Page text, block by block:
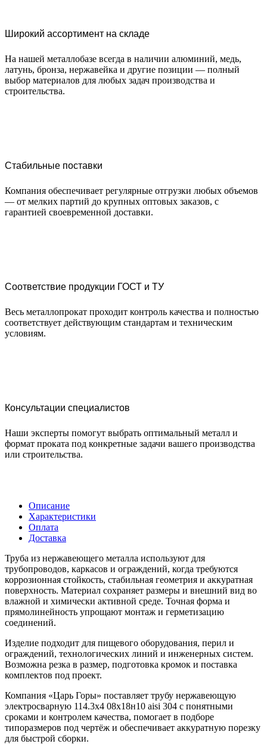
Широкий ассортимент на складе
На нашей металлобазе всегда в наличии алюминий, медь,
латунь, бронза, нержавейка и другие позиции — полный
выбор материалов для любых задач производства и
строительства.
Стабильные поставки
Компания обеспечивает регулярные отгрузки любых объемов
— от мелких партий до крупных оптовых заказов, с
гарантией своевременной доставки.
Соответствие продукции ГОСТ и ТУ
Весь металлопрокат проходит контроль качества и полностью
соответствует действующим стандартам и техническим
условиям.
Консультации специалистов
Наши эксперты помогут выбрать оптимальный металл и
формат проката под конкретные задачи вашего производства
или строительства.
Описание
Характеристики
Оплата
Доставка
Труба из нержавеющего металла используют для
трубопроводов, каркасов и ограждений, когда требуются
коррозионная стойкость, стабильная геометрия и аккуратная
поверхность. Материал сохраняет размеры и внешний вид во
влажной и химически активной среде. Точная форма и
прямолинейность упрощают монтаж и герметизацию
соединений.
Изделие подходит для пищевого оборудования, перил и
ограждений, технологических линий и инженерных систем.
Возможна резка в размер, подготовка кромок и поставка
комплектов под проект.
Компания «Царь Горы» поставляет трубу нержавеющую
электросварную 114.3х4 08х18н10 aisi 304 с понятными
сроками и контролем качества, помогает в подборе
типоразмеров под чертёж и обеспечивает аккуратную порезку
для быстрой сборки.